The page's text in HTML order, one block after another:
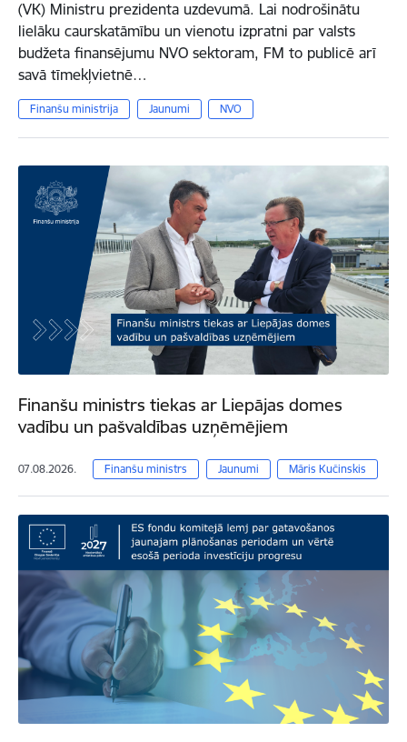
(VK) Ministru prezidenta uzdevumā. Lai nodrošinātu
lielāku caurskatāmību un vienotu izpratni par valsts
budžeta finansējumu NVO sektoram, FM to publicē arī
savā tīmekļvietnē…
Finanšu ministrija Jaunumi NVO
Finanšu ministrs tiekas ar Liepājas domes
vadību un pašvaldības uzņēmējiem
07.08.2026. Finanšu ministrs Jaunumi Māris Kučinskis